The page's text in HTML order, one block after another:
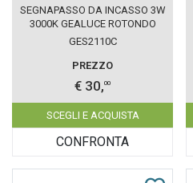
SEGNAPASSO DA INCASSO 3W
3000K GEALUCE ROTONDO
BIANCO IP65
GES2110C
PREZZO
€ 30,00
SCEGLI E ACQUISTA
CONFRONTA